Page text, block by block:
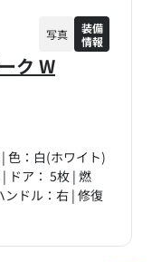
ク W
色：白(ホワイト)
ドア： 5枚 | 燃
ンドル：右 | 修復
写真
装備
情報